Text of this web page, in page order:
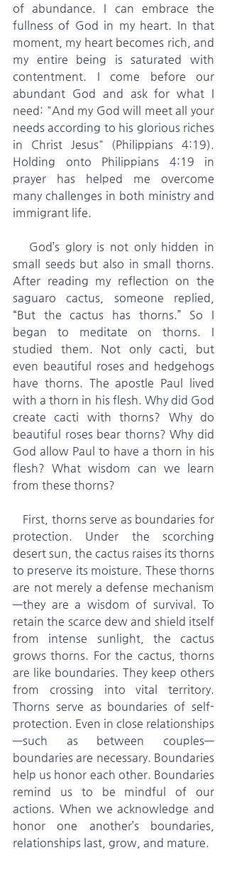
of abundance. I can embrace the
fullness of God in my heart. In that
moment, my heart becomes rich, and
my entire being is saturated with
contentment. I come before our
abundant God and ask for what I
need: "And my God will meet all your
needs according to his glorious riches
in Christ Jesus" (Philippians 4:19).
Holding onto Philippians 4:19 in
prayer has helped me overcome
many challenges in both ministry and
immigrant life.
small seeds but also in small thorns.
After reading my reflection on the
saguaro cactus, someone replied,
“But the cactus has thorns.” So I
began to meditate on thorns. I
studied them. Not only cacti, but
even beautiful roses and hedgehogs
have thorns. The apostle Paul lived
with a thorn in his flesh. Why did God
create cacti with thorns? Why do
beautiful roses bear thorns? Why did
God allow Paul to have a thorn in his
flesh? What wisdom can we learn
from these thorns?
protection. Under the scorching
desert sun, the cactus raises its thorns
to preserve its moisture. These thorns
are not merely a defense mechanism
—they are a wisdom of survival. To
retain the scarce dew and shield itself
from intense sunlight, the cactus
grows thorns. For the cactus, thorns
are like boundaries. They keep others
from crossing into vital territory.
Thorns serve as boundaries of self-
protection. Even in close relationships
—such as between couples—
boundaries are necessary. Boundaries
help us honor each other. Boundaries
remind us to be mindful of our
actions. When we acknowledge and
honor one another’s boundaries,
relationships last, grow, and mature.